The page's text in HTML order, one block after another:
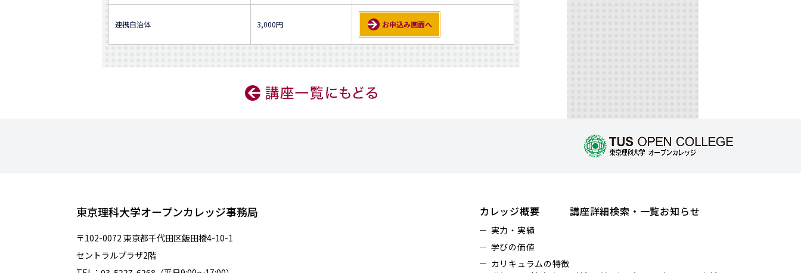
連携自治体 3,000円 お申込み画面へ
東京理科大学オープンカレッジ事務局
〒102-0072 東京都千代田区飯田橋4-10-1
セントラルプラザ2階
カレッジ概要
実力・実績
学びの価値
カリキュラムの特徴
講座詳細検索・一覧お知らせ